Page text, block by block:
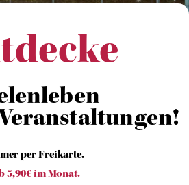
per Freikarte.
5,90€ im Monat.